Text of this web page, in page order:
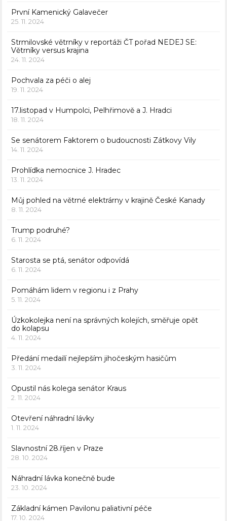
První Kamenický Galavečer
25. 11. 2024
Strmilovské větrníky v reportáži ČT pořad NEDEJ SE:
Větrníky versus krajina
24. 11. 2024
Pochvala za péči o alej
19. 11. 2024
17.listopad v Humpolci, Pelhřimově a J. Hradci
18. 11. 2024
Se senátorem Faktorem o budoucnosti Zátkovy Vily
14. 11. 2024
Prohlídka nemocnice J. Hradec
13. 11. 2024
Můj pohled na větrné elektrárny v krajině České Kanady
8. 11. 2024
Trump podruhé?
6. 11. 2024
Starosta se ptá, senátor odpovídá
6. 11. 2024
Pomáhám lidem v regionu i z Prahy
5. 11. 2024
Úzkokolejka není na správných kolejích, směřuje opět
do kolapsu
4. 11. 2024
Předání medailí nejlepším jihočeským hasičům
3. 11. 2024
Opustil nás kolega senátor Kraus
2. 11. 2024
Otevření náhradní lávky
1. 11. 2024
Slavnostní 28.říjen v Praze
28. 10. 2024
Náhradní lávka konečně bude
23. 10. 2024
Základní kámen Pavilonu paliativní péče
17. 10. 2024